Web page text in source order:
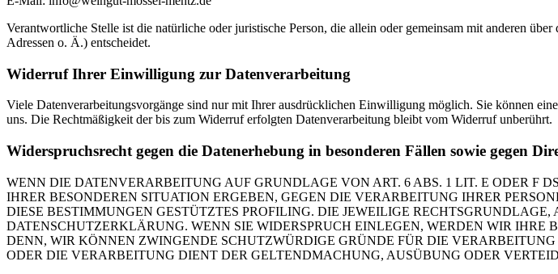
Verantwortliche Stelle ist die natürliche oder juristische Person, die allein oder gemeinsam mit anderen
Adressen o. Ä.) entscheidet.
Widerruf Ihrer Einwilligung zur Datenverarbeitung
Viele Datenverarbeitungsvorgänge sind nur mit Ihrer ausdrücklichen Einwilligung möglich. Sie können
uns. Die Rechtmäßigkeit der bis zum Widerruf erfolgten Datenverarbeitung bleibt vom Widerruf unberührt.
Widerspruchsrecht gegen die Datenerhebung in besonderen Fällen sowie gegen
WENN DIE DATENVERARBEITUNG AUF GRUNDLAGE VON ART. 6 ABS. 1 LIT. E ODER F
IHRER BESONDEREN SITUATION ERGEBEN, GEGEN DIE VERARBEITUNG IHRER
DIESE BESTIMMUNGEN GESTÜTZTES PROFILING. DIE JEWEILIGE
DATENSCHUTZERKLÄRUNG. WENN SIE WIDERSPRUCH EINLEGEN, WERDEN WIR
DENN, WIR KÖNNEN ZWINGENDE SCHUTZWÜRDIGE GRÜNDE FÜR DIE
ODER DIE VERARBEITUNG DIENT DER GELTENDMACHUNG, AUSÜBUNG ODER